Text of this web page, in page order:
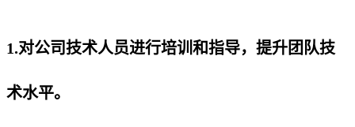
1.对公司技术人员进行培训和指导，提升团队技
术水平。